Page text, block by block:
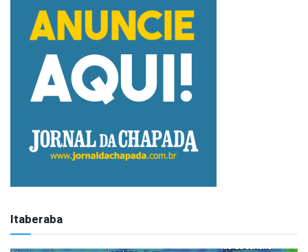
Itaberaba